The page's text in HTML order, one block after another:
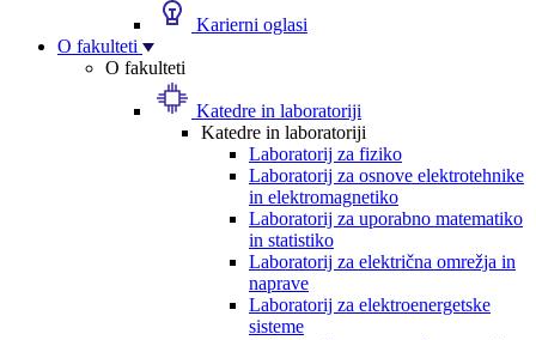
Karierni oglasi
O fakulteti
O fakulteti
Katedre in laboratoriji
Katedre in laboratoriji
Laboratorij za fiziko
Laboratorij za osnove elektrotehnike
in elektromagnetiko
Laboratorij za uporabno matematiko
in statistiko
Laboratorij za električna omrežja in
naprave
Laboratorij za elektroenergetske
sisteme